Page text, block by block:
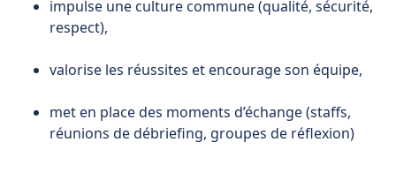
met en place des moments d’échange (staffs,